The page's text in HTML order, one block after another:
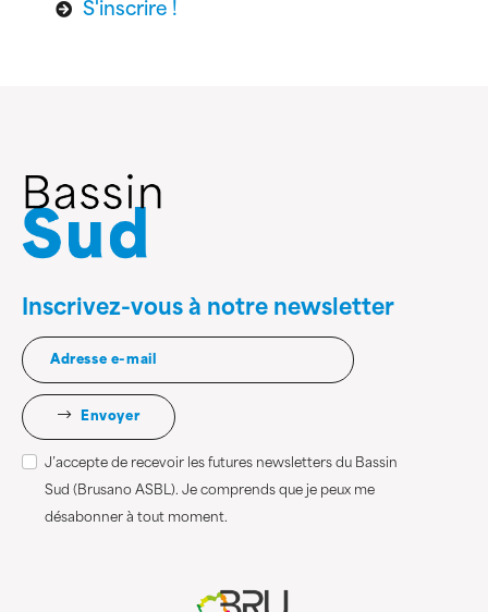
S'inscrire !
Inscrivez-vous à notre newsletter
Envoyer
J’accepte de recevoir les futures newsletters du Bassin
Sud (Brusano ASBL). Je comprends que je peux me
désabonner à tout moment.